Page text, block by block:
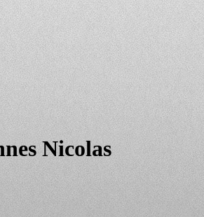
Nicolas